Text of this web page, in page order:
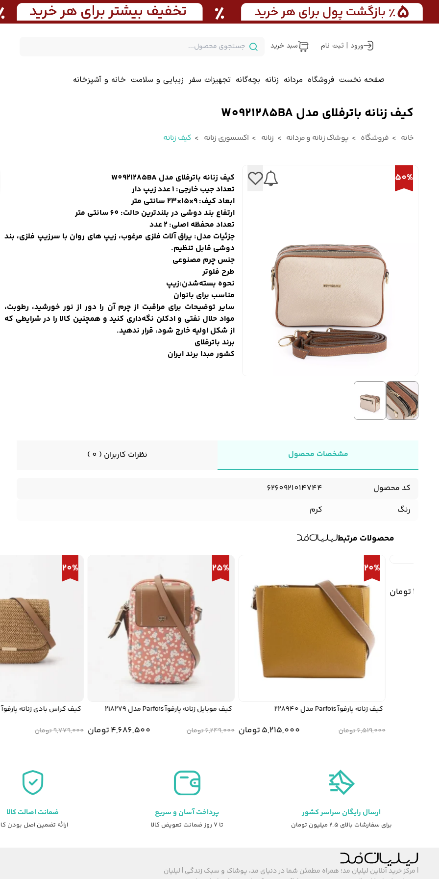
سبد خرید ورود | ثبت نام
صفحه نخست فروشگاه مردانه زنانه بچه‌گانه تجهیزات سفر زیبایی و سلامت خانه و آشپزخانه
کیف زنانه باترفلای مدل W0921285BA
خانه فروشگاه پوشاک زنانه و مردانه زنانه اکسسوری زنانه کیف زنانه
50%
کیف زنانه باترفلای مدل W0921285BA
تعداد جیب خارجی: 1 عدد زیپ دار
ابعاد کیف: 9×15×23 سانتی متر
ارتفاع بند دوشی در بلندترین حالت: 60 سانتی متر
تعداد محفظه اصلی: 2 عدد
جزئیات مدل: یراق آلات فلزی مرغوب، زیپ های روان با سرزیپ فلزی، بند
دوشی قابل تنظیم.
جنس چرم مصنوعی
طرح فلوتر
نحوه بسته‌شدن:زیپ
مناسب برای بانوان
سایر توضیحات برای مراقبت از چرم آن را دور از نور خورشید، رطوبت،
مواد حلال نفتی و ادکلن نگه‌داری کنید و همچنین کالا را در شرایطی که
از شکل اولیه خارج شود، قرار ندهید.
برند باترفلای
کشور مبدا برند ایران
مشخصات محصول نظرات کاربران ( 0 )
کد محصول
6260921014744
رنگ
کرم
محصولات مرتبط
تومان
20%
کیف زنانه پارفوآ Parfois مدل 228940
6,519,000تومان
قیمت
5,215,000تومانقیمت
25%
کیف موبایل زنانه پارفوآ Parfois مدل 218279
6,249,000تومان
قیمت
4,686,500تومانقیمت
20%
کیف کراس بادی زنانه پارفوآ Parfois مدل 221776
9,779,000تومان
ارسال رایگان سراسر کشور
برای سفارشات بالای ۲.۵ میلیون تومان
پرداخت آسان و سریع
تا ۷ روز ضمانت تعویض کالا
ضمانت اصالت کالا
ارائه تضمین اصل بودن
| مرکز خرید آنلاین لیلیان مد؛ همراه مطمئن شما در دنیای مد، پوشاک و سبک زندگی | لیلیان